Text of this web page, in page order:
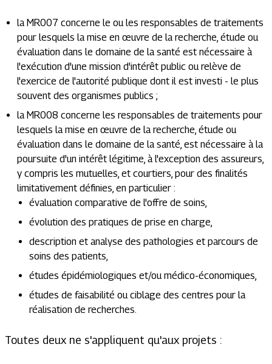
la MR007 concerne le ou les responsables de traitements
pour lesquels la mise en œuvre de la recherche, étude ou
évaluation dans le domaine de la santé est nécessaire à
l'exécution d'une mission d'intérêt public ou relève de
l'exercice de l'autorité publique dont il est investi - le plus
souvent des organismes publics ;
la MR008 concerne les responsables de traitements pour
lesquels la mise en œuvre de la recherche, étude ou
évaluation dans le domaine de la santé, est nécessaire à la
poursuite d'un intérêt légitime, à l'exception des assureurs,
y compris les mutuelles, et courtiers, pour des finalités
limitativement définies, en particulier :
évaluation comparative de l'offre de soins,
évolution des pratiques de prise en charge,
description et analyse des pathologies et parcours de
soins des patients,
études épidémiologiques et/ou médico-économiques,
études de faisabilité ou ciblage des centres pour la
réalisation de recherches.
Toutes deux ne s'appliquent qu'aux projets :